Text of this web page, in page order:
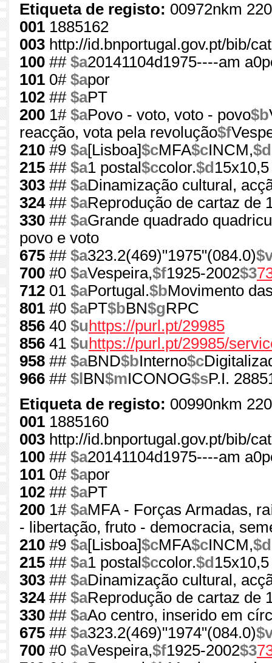
Etiqueta de registo: 00972nkm
001 1885162
003 http://id.bnportugal.gov.pt/bib/
100 ## $a20141104d1975----am
101 0# $apor
102 ## $aPT
200 1# $aPovo - voto, voto - povo$b
reacção, vota pela revolução$f
210 #9 $a[Lisboa]$cMFA$cINCM,$d
215 ## $a1 postal$ccolor.$d
303 ## $aDinamização cultural,
324## $aReprodução de cartaz de
330 ## $aGrande quadrado
povo e voto
675 ## $a323.2(469)"1975"(084.0)
700 #0 $aVespeira,$f1925-2002$3
712 01 $aPortugal.$bMovimento
801 #0 $aPT$bBN$gRPC
856 40 $u https://purl.pt/29985
856 41 $u https://purl.pt/29985/
958 ## $aBND$bInterno$c
966 ## $l BN$mICONOG$sP.I.
Etiqueta de registo: 00990nkm
001 1885160
003 http://id.bnportugal.gov.pt/bib/
100 ## $a20141104d1975----am
101 0# $apor
102 ## $aPT
200 1# $aMFA - Forças Armadas,
- libertação, fruto - democracia,
210 #9 $a[Lisboa]$cMFA$cINCM,$d
215 ## $a1 postal$ccolor.$d
303 ## $aDinamização cultural,
324## $aReprodução de cartaz de
330 ## $aAo centro, inserido em
675 ## $a323.2(469)"1974"(084.0)
700 #0 $aVespeira,$f1925-2002$3